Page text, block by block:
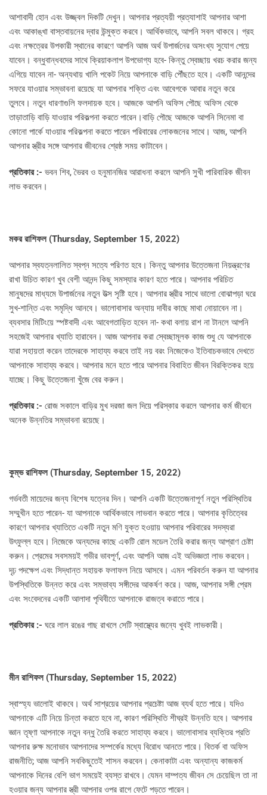
আশাবাদী হোন এবং উজ্জ্বল দিকটি দেখুন। আপনার প্রত্যয়ী প্রত্যাশাই আপনার আশা
এবং আকাঙ্খা বাস্তবায়নের দ্বার উন্মুক্ত করবে। আর্থিকভাবে, আপনি সবল থাকবে। গ্রহ
এবং নক্ষত্রের উপকারী স্থানের কারণে আপনি আজ অর্থ উপার্জনের অসংখ্য সুযোগ পেয়ে
যাবেন। বন্ধুবান্ধবদের সাথে ক্রিয়াকলাপ উপভোগ্য হবে- কিন্তু স্বেচ্ছায় খরচ করার জন্য
এগিয়ে যাবেন না- অন্যথায় খালি পকেট নিয়ে আপনাকে বাড়ি পৌঁছতে হবে। একটি আনন্দের
সফরে যাওয়ার সম্ভাবনা রয়েছে যা আপনার শক্তি এবং আবেগকে আবার নতুন করে
তুলবে। নতুন ধারণাগুলি ফলদায়ক হবে। আজকে আপনি অফিস পৌছে অফিস থেকে
তাড়াতাড়ি বাড়ি যাওয়ার পরিকল্পনা করতে পারেন।বাড়ি পৌছে আজকে আপনি সিনেমা বা
কোনো পার্কে যাওয়ার পরিকল্পনা করতে পারেন পরিবারের লোকজনের সাথে। আজ, আপনি
আপনার স্ত্রীর সঙ্গে আপনার জীবনের শ্রেষ্ঠ সময় কাটাবেন।
প্রতিকার :- ভবন শিব, ভৈরব ও হনুমানজির আরাধনা করলে আপনি সুখী পারিবারিক জীবন
লাভ করবেন।
মকর রাশিফল (Thursday, September 15, 2022)
আপনার স্বযত্নলালিত স্বপ্ন সত্যে পরিণত হবে। কিন্তু আপনার উত্তেজনা নিয়ন্ত্রণের
রাখা উচিত কারণ খুব বেশী আনন্দ কিছু সমস্যার কারণ হতে পারে। আপনার পরিচিত
মানুষদের মাধ্যমে উপার্জনের নতুন উত্স সৃষ্টি হবে। আপনার স্ত্রীর সাথে ভালো বোঝাপড়া ঘরে
সুখ-শান্তি এবং সমৃদ্ধি আনবে। ভালোবাসার অন্যায় দাবীর কাছে মাথা নোয়াবেন না।
ব্যবসার মিটিংয়ে স্পষ্টবাদী এবং আবেগতাড়িত হবেন না- কথা বলায় রাশ না টানলে আপনি
সহজেই আপনার খ্যাতি হারাবেন। আজ আপনার করা স্বেচ্ছামূলক কাজ শুধু যে আপনাকে
যারা সহায়তা করেন তাদেরকে সাহায্য করবে তাই নয় বরং নিজেকেও ইতিবাচকভাবে দেখতে
আপনাকে সাহায্য করবে। আপনার মনে হতে পারে আপনার বিবাহিত জীবন বিরক্তিকর হয়ে
যাচ্ছে। কিছু উত্তেজনা খুঁজে বের করুন।
প্রতিকার :- রোজ সকালে বাড়ির মুখ দরজা জল দিয়ে পরিস্কার করলে আপনার কর্ম জীবনে
অনেক উন্নতির সম্ভাবনা রয়েছে।
কুম্ভ রাশিফল (Thursday, September 15, 2022)
গর্ভবতী মায়েদের জন্য বিশেষ যত্নের দিন। আপনি একটি উত্তেজনাপূর্ণ নতুন পরিস্থিতির
সম্মুখীন হতে পারেন- যা আপনাকে আর্থিকভাবে লাভবান করতে পারে। আপনার কৃতিত্বের
কারণে আপনার খ্যাতিতে একটি নতুন মণি যুক্ত হওয়ায় আপনার পরিবারের সদস্যরা
উৎফুল্ল হবে। নিজেকে অন্যদের কাছে একটি রোল মডেল তৈরি করার জন্য আপ্রাণ চেষ্টা
করুন। প্রেমের সবসময়ই গভীর ভাবপূর্ণ, এবং আপনি আজ এই অভিজ্ঞতা লাভ করবেন।
দৃঢ় পদক্ষেপ এবং সিদ্ধান্ত সহায়ক ফলাফল নিয়ে আসবে। এমন পরিবর্তন করুন যা আপনার
উপস্থিতিকে উন্নত করে এবং সম্ভাব্য সঙ্গীদের আকর্ষণ করে। আজ, আপনার সঙ্গী প্রেম
এবং সংবেদনের একটি আলাদা পৃথিবীতে আপনাকে রাজত্ব করাতে পারে।
প্রতিকার :- ঘরে লাল রঙের গাছ রাখলে সেটি স্বাস্থ্যের জন্যে খুবই লাভকারী।
মীন রাশিফল (Thursday, September 15, 2022)
স্বাস্হ্য ভালোই থাকবে। অর্থ সাশ্রয়ের আপনার প্রচেষ্টা আজ ব্যর্থ হতে পারে। যদিও
আপনাকে এটি নিয়ে চিন্তা করতে হবে না, কারণ পরিস্থিতি শীঘ্রই উন্নতি হবে। আপনার
জ্ঞান তৃষ্ণা আপনাকে নতুন বন্ধু তৈরি করতে সাহায্য করবে। ভালোবাসার ব্যক্তির প্রতি
আপনার রুক্ষ মনোভাব আপনাদের সম্পর্কের মধ্যে বিরোধ আনতে পারে। বিতর্ক বা অফিস
রাজনীতি; আজ আপনি সবকিছুতেই শাসন করবেন। কেনাকাটা এবং অন্যান্য কাজকর্ম
আপনাকে দিনের বেশি ভাগ সময়েই ব্যস্ত রাখবে। যেমন দাম্পত্য জীবন সে চেয়েছিল তা না
হওয়ার জন্য আপনার স্ত্রী আপনার ওপর রাগে ফেটে পড়তে পারেন।